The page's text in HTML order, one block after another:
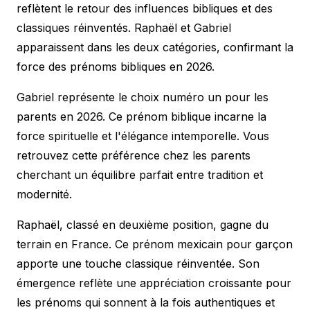
reflètent le retour des influences bibliques et des
classiques réinventés. Raphaël et Gabriel
apparaissent dans les deux catégories, confirmant la
force des prénoms bibliques en 2026.
Gabriel représente le choix numéro un pour les
parents en 2026. Ce prénom biblique incarne la
force spirituelle et l'élégance intemporelle. Vous
retrouvez cette préférence chez les parents
cherchant un équilibre parfait entre tradition et
modernité.
Raphaël, classé en deuxième position, gagne du
terrain en France. Ce prénom mexicain pour garçon
apporte une touche classique réinventée. Son
émergence reflète une appréciation croissante pour
les prénoms qui sonnent à la fois authentiques et